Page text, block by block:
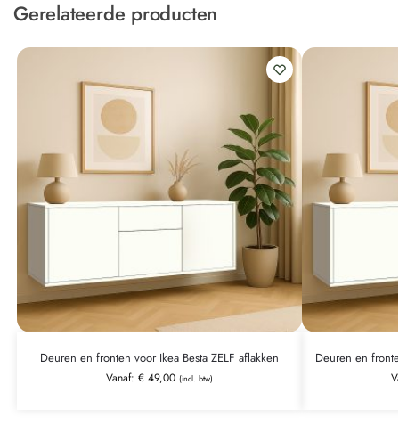
Gerelateerde producten
Deuren en fronten voor Ikea Besta ZELF aflakken
Vanaf: €49,00 (incl. btw)
Deuren en